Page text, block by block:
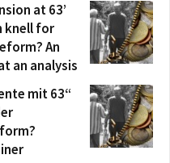
at 63’
knell for
An
an analysis
mit 63“